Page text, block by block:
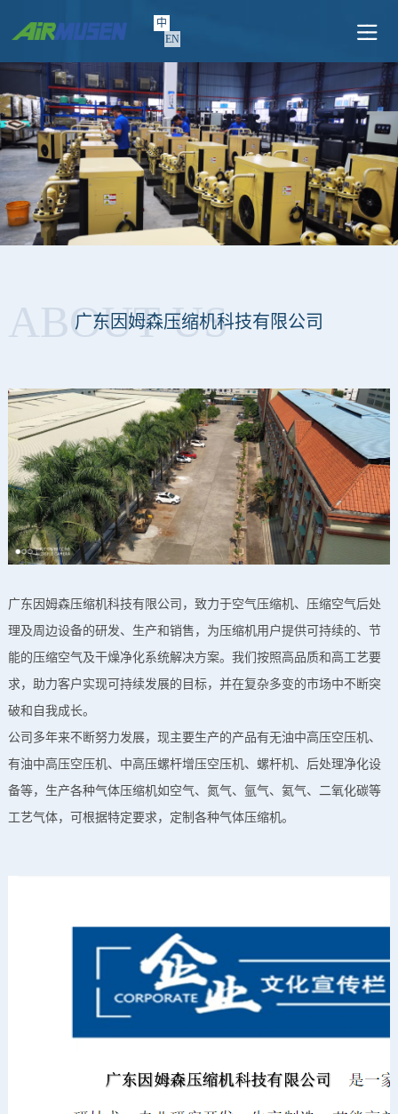
中
EN
广东因姆森压缩机科技有限公司
ABOUT US
广东因姆森压缩机科技有限公司，致力于空气压缩机、压缩空气后处
理及周边设备的研发、生产和销售，为压缩机用户提供可持续的、节
能的压缩空气及干燥净化系统解决方案。我们按照高品质和高工艺要
求，助力客户实现可持续发展的目标，并在复杂多变的市场中不断突
破和自我成长。
公司多年来不断努力发展，现主要生产的产品有无油中高压空压机、
有油中高压空压机、中高压螺杆增压空压机、螺杆机、后处理净化设
备等，生产各种气体压缩机如空气、氮气、氩气、氦气、二氧化碳等
工艺气体，可根据特定要求，定制各种气体压缩机。